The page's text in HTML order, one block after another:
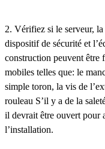
2. Vérifiez si le serveur,
dispositif de sécurité et
construction peuvent être
mobiles telles que: le
simple toron, la vis de
rouleau S’il y a de la
il devrait être ouvert pour
l’installation.